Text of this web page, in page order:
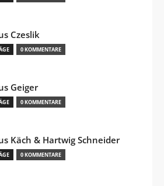
Czeslik
0 KOMMENTARE
Geiger
0 KOMMENTARE
Käch & Hartwig Schneider
0 KOMMENTARE